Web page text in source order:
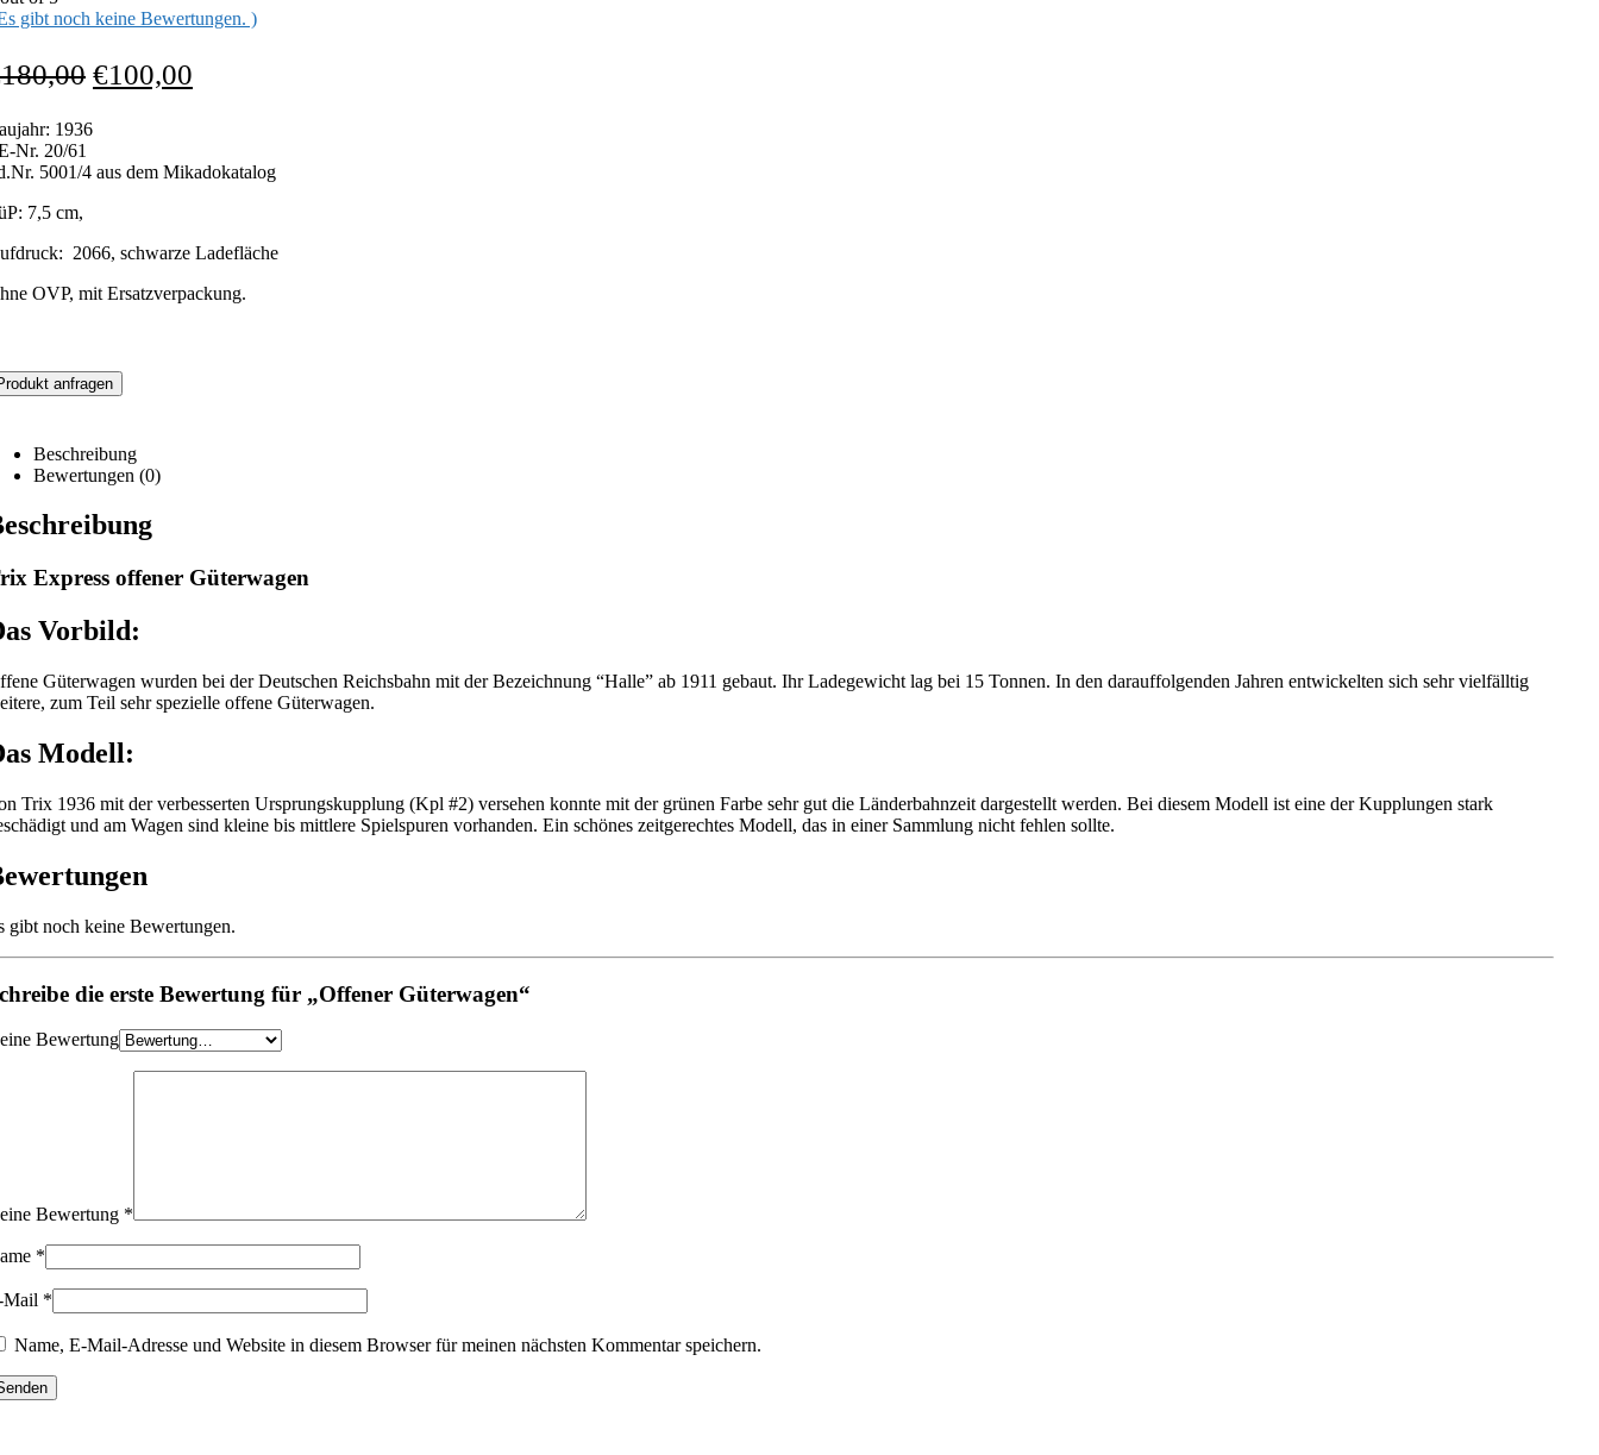
gibt noch keine Bewertungen. )
180,00 €100,00
1936
Nr. 20/61
5001/4 aus dem Mikadokatalog
7,5 cm,
2066, schwarze Ladefläche
OVP, mit Ersatzverpackung.
anfragen
Beschreibung
Bewertungen (0)
Express offener Güterwagen
Vorbild:
Güterwagen wurden bei der Deutschen Reichsbahn mit der Bezeichnung “Halle” ab 1911 gebaut. Ihr Ladegewicht lag bei 15 Tonnen. In den darauffolgenden Jahren entwickelten sich sehr vielfälltig
zum Teil sehr spezielle offene Güterwagen.
Modell:
Trix 1936 mit der verbesserten Ursprungskupplung (Kpl #2) versehen konnte mit der grünen Farbe sehr gut die Länderbahnzeit dargestellt werden. Bei diesem Modell ist eine der Kupplungen stark
und am Wagen sind kleine bis mittlere Spielspuren vorhanden. Ein schönes zeitgerechtes Modell, das in einer Sammlung nicht fehlen sollte.
gibt noch keine Bewertungen.
die erste Bewertung für „Offener Güterwagen“
Bewertung
Bewertung *
*
Mail *
Name, E-Mail-Adresse und Website in diesem Browser für meinen nächsten Kommentar speichern.